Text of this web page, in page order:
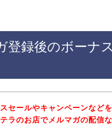
登録後のボーナ
セールやキャンペーンなど
ラのお店でメルマガの配信